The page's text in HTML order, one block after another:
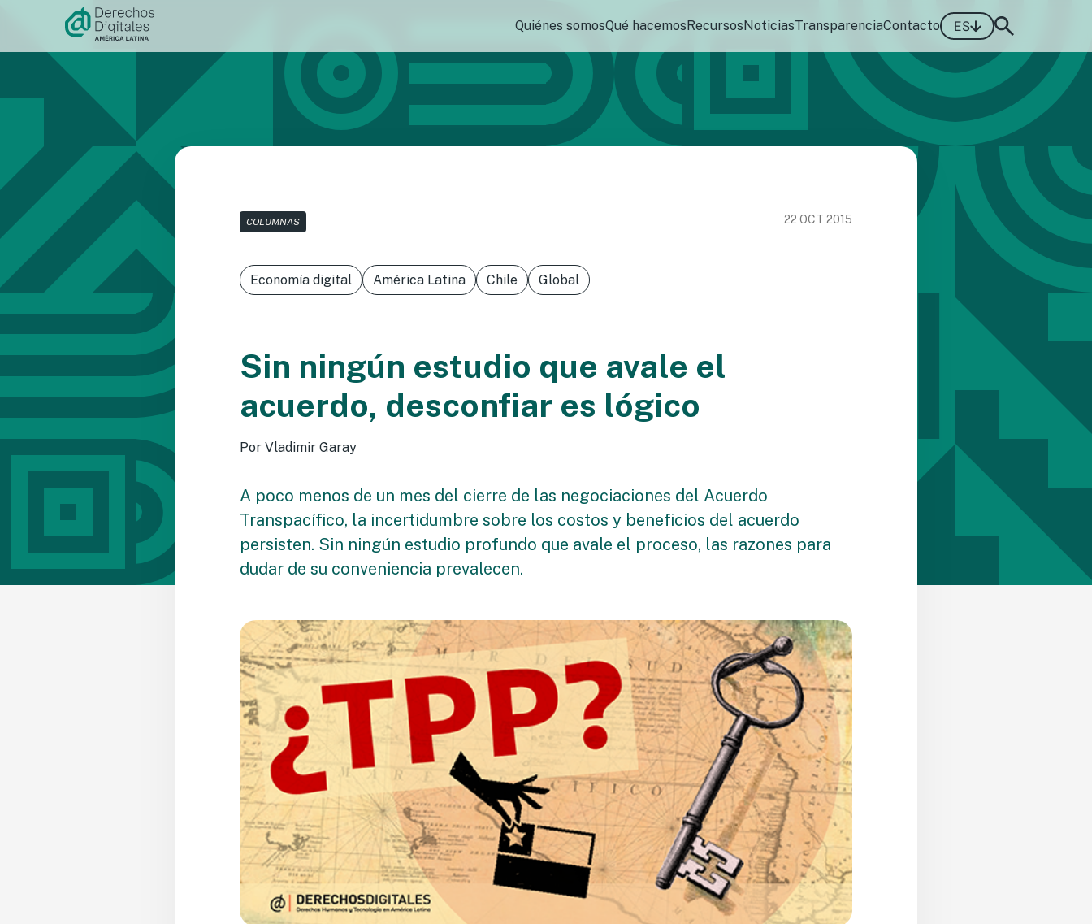
contenido
Quiénes somosQué hacemosRecursosNoticiasTransparenciaContacto ES
COLUMNAS 22 OCT 2015
Economía digital América Latina Chile Global
Sin ningún estudio que avale el
acuerdo, desconfiar es lógico
Por Vladimir Garay
A poco menos de un mes del cierre de las negociaciones del Acuerdo
Transpacífico, la incertidumbre sobre los costos y beneficios del acuerdo
persisten. Sin ningún estudio profundo que avale el proceso, las razones para
dudar de su conveniencia prevalecen.